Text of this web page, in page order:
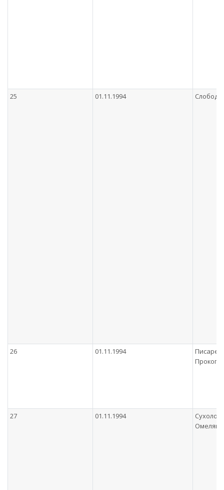
25 01.11.1994
26 01.11.1994
27 01.11.1994